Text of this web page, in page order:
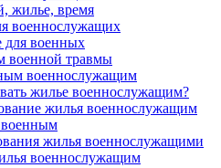
жилье, время
военнослужащих
для военных
военной травмы
военнослужащим
жилье военнослужащим?
жилья военнослужащим
жилья военнослужащими
военнослужащим